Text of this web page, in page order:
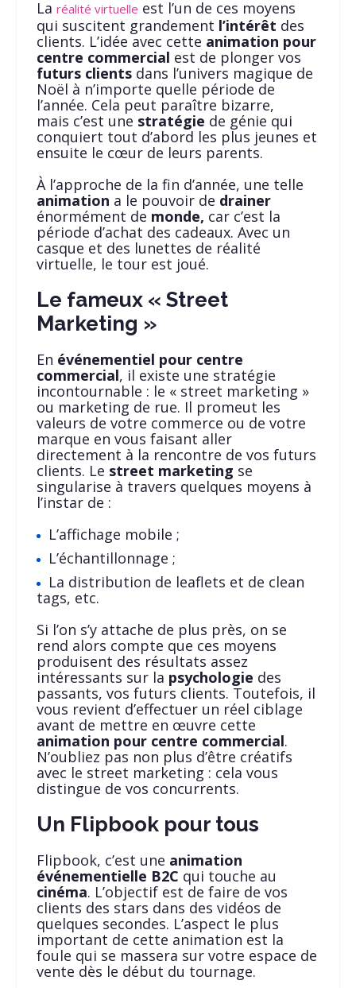
La réalité virtuelle est l’un de ces moyens
qui suscitent grandement l’intérêt des
clients. L’idée avec cette animation pour
centre commercial est de plonger vos
futurs clients dans l’univers magique de
Noël à n’importe quelle période de
l’année. Cela peut paraître bizarre,
mais c’est une stratégie de génie qui
conquiert tout d’abord les plus jeunes et
ensuite le cœur de leurs parents.
À l’approche de la fin d’année, une telle
animation a le pouvoir de drainer
énormément de monde, car c’est la
période d’achat des cadeaux. Avec un
casque et des lunettes de réalité
virtuelle, le tour est joué.
Le fameux « Street
Marketing »
En événementiel pour centre
commercial, il existe une stratégie
incontournable : le « street marketing »
ou marketing de rue. Il promeut les
valeurs de votre commerce ou de votre
marque en vous faisant aller
directement à la rencontre de vos futurs
clients. Le street marketing se
singularise à travers quelques moyens à
l’instar de :
L’affichage mobile ;
L’échantillonnage ;
La distribution de leaflets et de clean
tags, etc.
Si l’on s’y attache de plus près, on se
rend alors compte que ces moyens
produisent des résultats assez
intéressants sur la psychologie des
passants, vos futurs clients. Toutefois, il
vous revient d’effectuer un réel ciblage
avant de mettre en œuvre cette
animation pour centre commercial.
N’oubliez pas non plus d’être créatifs
avec le street marketing : cela vous
distingue de vos concurrents.
Un Flipbook pour tous
Flipbook, c’est une animation
événementielle B2C qui touche au
cinéma. L’objectif est de faire de vos
clients des stars dans des vidéos de
quelques secondes. L’aspect le plus
important de cette animation est la
foule qui se massera sur votre espace de
vente dès le début du tournage.